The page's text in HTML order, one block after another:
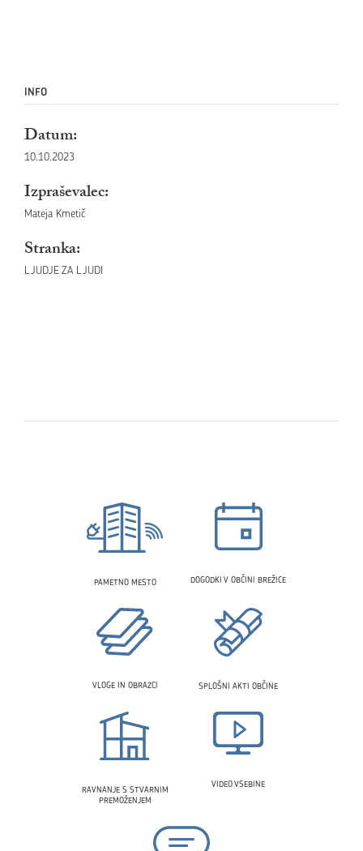
INFO
Datum:
10.10.2023
Izpraševalec:
Mateja Kmetič
Stranka:
LJUDJE ZA LJUDI
PAMETNO MESTO DOGODKI V OBČINI BREŽICE
VLOGE IN OBRAZCI SPLOŠNI AKTI OBČINE
RAVNANJE S STVARNIM
PREMOŽENJEM
VIDEO VSEBINE